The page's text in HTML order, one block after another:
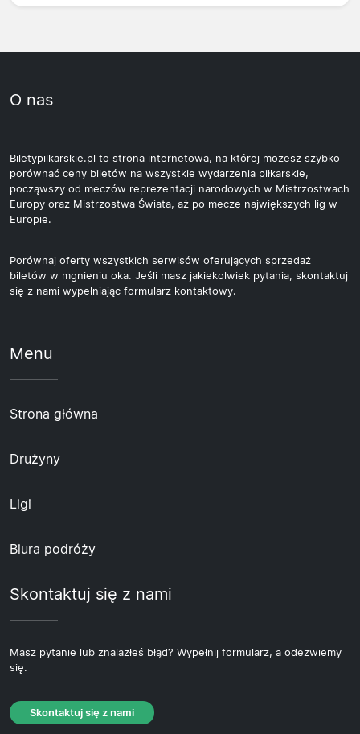
O nas
Biletypilkarskie.pl to strona internetowa, na której możesz szybko
porównać ceny biletów na wszystkie wydarzenia piłkarskie,
począwszy od meczów reprezentacji narodowych w Mistrzostwach
Europy oraz Mistrzostwa Świata, aż po mecze największych lig w
Europie.
Porównaj oferty wszystkich serwisów oferujących sprzedaż
biletów w mgnieniu oka. Jeśli masz jakiekolwiek pytania, skontaktuj
się z nami wypełniając formularz kontaktowy.
Menu
Strona główna
Drużyny
Ligi
Biura podróży
Skontaktuj się z nami
Masz pytanie lub znalazłeś błąd? Wypełnij formularz, a odezwiemy
się.
Skontaktuj się z nami